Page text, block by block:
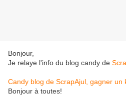
Bonjour,
Je relaye l'info du blog candy de
Candy blog de ScrapAjul, gagner un
Bonjour à toutes!